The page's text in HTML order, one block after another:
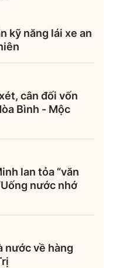
kỹ năng lái xe an
cân đối vốn
Bình - Mộc
lan tỏa “văn
nước nhớ
nước về hàng